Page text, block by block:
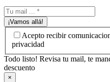
¡Vamos allá!
Acepto recibir
privacidad
Todo listo! Revisa tu mail, te
descuento
×